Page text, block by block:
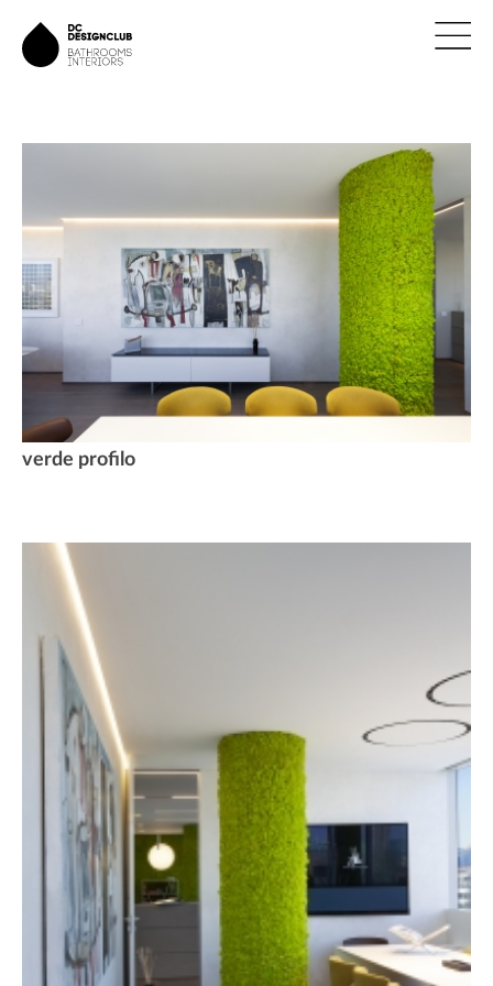
verde profilo
NOVINKY
NÁVRHY
REALIZACE
KONTAKTY